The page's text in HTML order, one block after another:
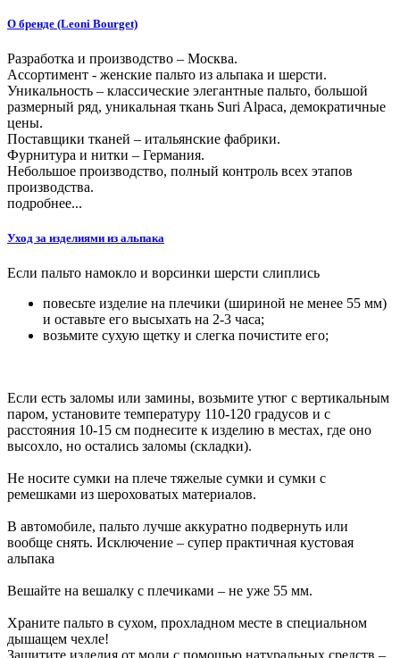
О бренде (Leoni Bourget)
Разработка и производство – Москва.
Ассортимент - женские пальто из альпака и шерсти.
Уникальность – классические элегантные пальто, большой
размерный ряд, уникальная ткань Suri Alpaca, демократичные
цены.
Поставщики тканей – итальянcкие фабрики.
Фурнитура и нитки – Германия.
Небольшое производство, полный контроль всех этапов
производства.
подробнее...
Уход за изделиями из альпака
Если пальто намокло и ворсинки шерсти слиплись
повесьте изделие на плечики (шириной не менее 55 мм)
и оставьте его высыхать на 2-3 часа;
возьмите сухую щетку и слегка почистите его;
Если есть заломы или замины, возьмите утюг с вертикальным
паром, установите температуру 110-120 градусов и с
расстояния 10-15 см поднесите к изделию в местах, где оно
высохло, но остались заломы (складки).
Не носите сумки на плече тяжелые сумки и сумки с
ремешками из шероховатых материалов.
В автомобиле, пальто лучше аккуратно подвернуть или
вообще снять. Исключение – супер практичная кустовая
альпака
Вешайте на вешалку с плечиками – не уже 55 мм.
Храните пальто в сухом, прохладном месте в специальном
дышащем чехле!